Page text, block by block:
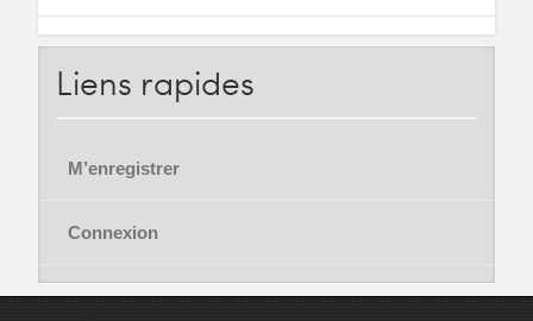
Liens rapides
M’enregistrer
Connexion